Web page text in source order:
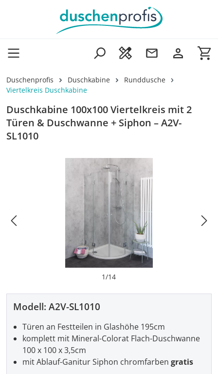
Zum Hauptinhalt springen
Duschenprofis Duschkabine
Runddusche
Viertelkreis Duschkabine
Duschkabine 100x100 Viertelkreis mit 2
Türen & Duschwanne + Siphon – A2V-
SL1010
Bildergalerie überspringen
1/14
Modell: A2V-SL1010
Türen an Festteilen in Glashöhe 195cm
komplett mit Mineral-Colorat Flach-Duschwanne
100 x 100 x 3,5cm
mit Ablauf-Ganitur Siphon chromfarbengratis